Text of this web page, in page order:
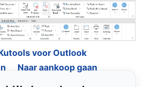
voor Outlook
Naar aankoop gaan